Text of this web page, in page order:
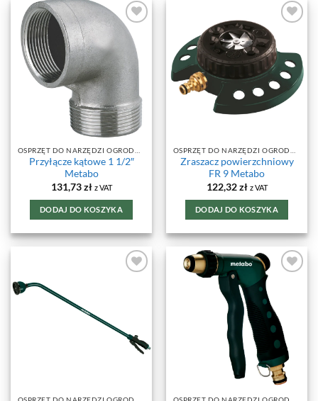
DODAJ DO
ULUBIONYCH
Przyłącze kątowe 1 1/2″
Metabo
131,73zł z VAT
DODAJ DO KOSZYKA
DODAJ DO
ULUBIONYCH
Zraszacz powierzchniowy
FR 9 Metabo
122,32zł z VAT
DODAJ DO KOSZYKA
DODAJ DO
ULUBIONYCH